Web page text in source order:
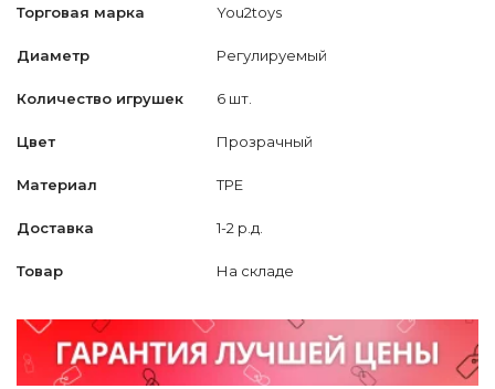
Торговая марка You2toys
Диаметр Регулируемый
Количество игрушек 6 шт.
Цвет Прозрачный
Материал TPE
Доставка 1-2 р.д.
Товар На складе